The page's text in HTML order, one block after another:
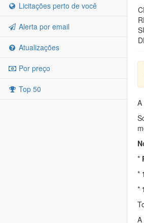
Licitações perto de você
Alerta por email
Atualizações
Por preço
Top 50
A
*
*
*
A